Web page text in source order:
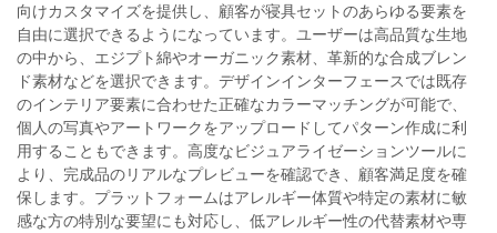
向けカスタマイズを提供し、顧客が寝具セットのあらゆる要素を
自由に選択できるようになっています。ユーザーは高品質な生地
の中から、エジプト綿やオーガニック素材、革新的な合成ブレン
ド素材などを選択できます。デザインインターフェースでは既存
のインテリア要素に合わせた正確なカラーマッチングが可能で、
個人の写真やアートワークをアップロードしてパターン作成に利
用することもできます。高度なビジュアライゼーションツールに
より、完成品のリアルなプレビューを確認でき、顧客満足度を確
保します。プラットフォームはアレルギー体質や特定の素材に敏
感な方の特別な要望にも対応し、低アレルギー性の代替素材や専